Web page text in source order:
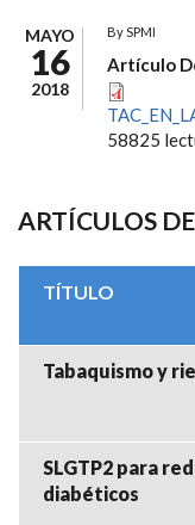
MAYO
16
2018
BySPMI
Artículo
58825
ARTÍCULOS
TÍTULO
Tabaquismo y
SLGTP2 para
diabéticos